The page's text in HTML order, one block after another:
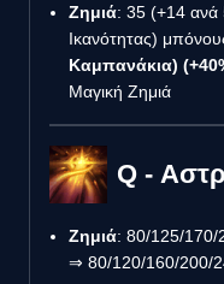
Ζημιά: 35 (+14 ανά
Ικανότητας)
Καμπανάκια)
Μαγική Ζημιά
Q -
Ζημιά: 80/125/170/
⇒ 80/120/160/200/